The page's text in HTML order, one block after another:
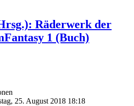
Räderwerk der
1 (Buch)
25. August 2018 18:18